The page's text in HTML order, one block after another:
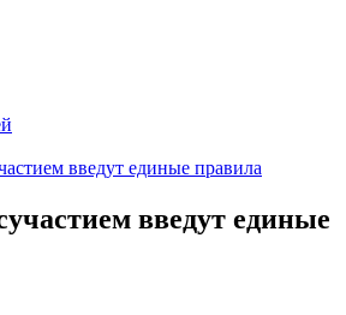
введут единые правила
введут единые